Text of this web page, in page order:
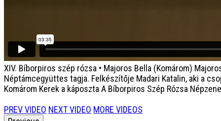
XIV. Bíborpiros szép rózsa • Majoros Bella (Komárom)
Néptámcegyüttes tagja. Felkészítője Madari Katalin, aki a
Komárom Kerek a káposzta A Bíborpiros Szép Rózsa
PREV VIDEO NEXT VIDEO MORE VIDEOS